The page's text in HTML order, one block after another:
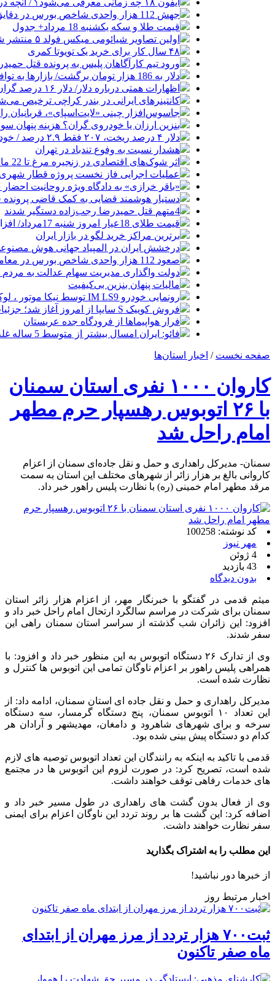
آیفون ۱۸ چه زمانی معرفی می‌شود؟ / آنچه درباره گوشی جدید اپل می‌دانیم
جهش 112 هزار واحدی شاخص بورس در دقایق ابتدایی معاملات امروز
قیمت طلا و سکه یکشنبه 18 مرداد+ جدول
اولین تصاویر شیائومی میکس فولد ۵ منتشر شد
۴۸ سال کار برای خرید یک تویوتا کمری
ورود تیم کارآگاهان پلیس به پرونده قتل
دلار به 186 هزار تومان برگشت/ بازارها به توافق احتمالی هرمز چه واکنشی نشان دادند؟
اظهارات همتی درباره دلار/ دلار ۱۶ درصد گران شده؛ این افزایش طبیعی است
کانتینرهای ایرانی در بندر کراچی ترخیص می‌شود| تخفیف ۸۰ درصدی برای
جاسوس‌افزار چینی «لایت‌اسپای»، قربانیان را در ۱۳ کشور ازجمله آمریکا
بنزین ارزان یا خودروی گران؟ هزینه
دلار ۴ درصد ریخت، ۲۰۷ فقط ۲.۹ درصد / خودرو زیر فشار دلار کوتاه می‌آید؟
هشدار نسبت به وفوع تندباد در تهران
اثر شوک‌های اقتصادی در زنجیره مرغ تا 22 ماه باقی می‌ماند
عملیات اجرایی فاز نخست پروژه قطار
«باقر خرازی» به دادگاه ویژه روحانیت
دستیار هوشمند قضایی به کمک قاضی پرونده
4متهم قتل حمیدرضا رجب‌زاده دستگیر شدند
قیمت طلای 18عیار امروز شنبه 17مرداد/ افزایش قیمت + جدول و جزئیات
برترین مراکز خرید لگو در بازار ایران
درخشش ایران در المپیاد جهانی هوش
صعود 112 هزار واحدی شاخص بورس در معاملات امروز
دولت واگذاری مدیریت سهام عدالت به مردم
مالیات پنهان بنزین بی‌کیفیت
رونمایی خودرو IM LS9 توسط نیکا موتور ، لوکس ترین شاسی بلند EREV در ایران
فروش کوییک S سایپا از امروز آغاز شد؛ جزئیات ثبت‌نام و شرایط
فرار هواپیماها از فرودگاه جده عربستان
فائو: ایران امسال بیشتر از متوسط 5 ساله غله تولید می‌کند
صفحه نخست / اخبار استان‌ها
کاروان ۱۰۰۰ نفری استان سمنان
با ۲۶ اتوبوس رهسپار حرم مطهر
امام راحل شد
سمنان- مدیرکل راهداری و حمل و نقل جاده‌ای سمنان از اعزام
کاروانی بالغ بر هزار زائر از شهرهای مختلف این استان به سمت
مرقد مطهر امام خمینی (ره) با نظارت پلیس راهور خبر داد.
کد نوشته: 100258
مهر نیوز
4 ژوئن
43 بازدید
بدون دیدگاه
میثم قدمی در گفتگو با خبرنگار مهر، از اعزام هزار زائر استان
سمنان برای شرکت در مراسم سالگرد ارتحال امام راحل خبر داد و
افزود: این زائران شب گذشته از سراسر استان سمنان راهی این
سفر شدند.
وی از تدارک ۲۶ دستگاه اتوبوس به این منظور خبر داد و افزود: با
همراهی پلیس راهور بر اعزام ناوگان تمامی این اتوبوس ها کنترل و
نظارت شده است.
مدیرکل راهداری و حمل و نقل جاده ای استان سمنان، ادامه داد: از
این تعداد ۱۰ اتوبوس سمنان، پنج دستگاه گرمسار، سه دستگاه
سرخه و برای شهرهای شاهرود و دامغان، مهدیشهر و آرادان هر
کدام دو دستگاه پیش بینی شده بود.
قدمی با تاکید به اینکه به رانندگان این تعداد اتوبوس توصیه های لازم
شده است، تصریح کرد: در صورت لزوم این اتوبوس ها در مجتمع
های خدمات رفاهی توقف خواهند داشت.
وی از فعال بدون گشت های راهداری در طول مسیر خبر داد و
اضافه کرد: این گشت ها بر روند تردد این ناوگان اعزام برای ایمنی
سفر نظارت خواهند داشت.
این مطلب را به اشتراک بگذارید
از خبرها دور نباشید!
اخبار مرتبط روز
ثبت۷۰۰ هزار تردد از مرز مهران از ابتدای
ماه صفر تاکنون